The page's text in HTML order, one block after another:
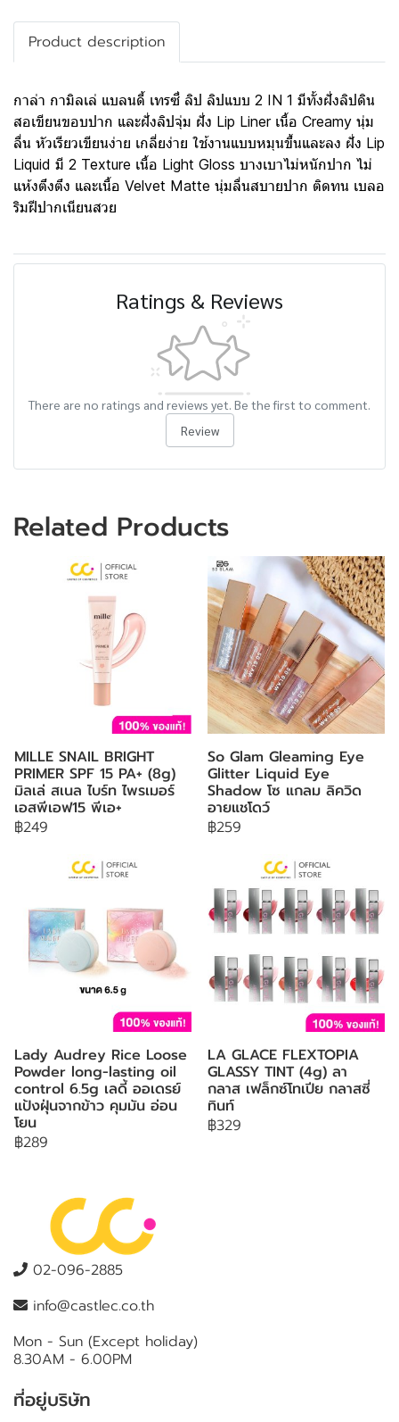
Product description
กาล่า กามิลเล่ แบลนดี้ เทรซี่ ลิป ลิปแบบ 2 IN 1 มีทั้งฝั่งลิปดิน
สอเขียนขอบปาก และฝั่งลิปจุ่ม ฝั่ง Lip Liner เนื้อ Creamy นุ่ม
ลื่น หัวเรียวเขียนง่าย เกลี่ยง่าย ใช้งานแบบหมุนขึ้นและลง ฝั่ง Lip
Liquid มี 2 Texture เนื้อ Light Gloss บางเบาไม่หนักปาก ไม่
แห้งตึงตึง และเนื้อ Velvet Matte นุ่มลื่นสบายปาก ติดทน เบลอ
ริมฝีปากเนียนสวย
Ratings & Reviews
There are no ratings and reviews yet. Be the first to comment.
Review
Related Products
MILLE SNAIL BRIGHT
PRIMER SPF 15 PA+ (8g)
มิลเล่ สเนล ไบร์ท ไพรเมอร์
เอสพีเอฟ15 พีเอ+
฿249
So Glam Gleaming Eye
Glitter Liquid Eye
Shadow โซ แกลม ลิควิด
อายแชโดว์
฿259
Lady Audrey Rice Loose
Powder long-lasting oil
control 6.5g เลดี้ ออเดรย์
แป้งฝุ่นจากข้าว คุมมัน อ่อน
โยน
฿289
LA GLACE FLEXTOPIA
GLASSY TINT (4g) ลา
กลาส เฟล็กซ์โทเปีย กลาสซี่
ทินท์
฿329
02-096-2885
info@castlec.co.th
Mon - Sun (Except holiday)
8.30AM - 6.00PM
ที่อยู่บริษัท